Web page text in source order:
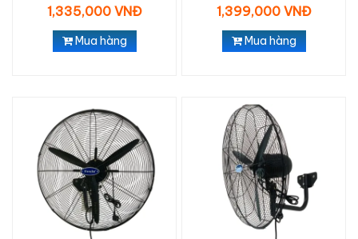
1,335,000 VNĐ
Mua hàng
1,399,000 VNĐ
Mua hàng